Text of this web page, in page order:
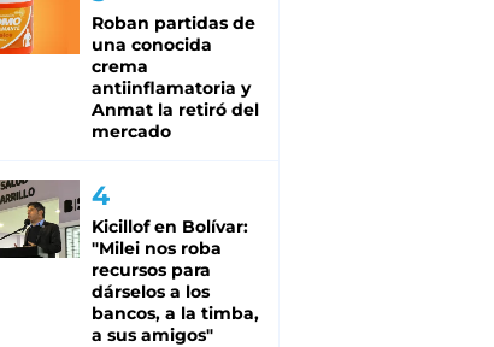
Roban partidas de
una conocida
crema
antiinflamatoria y
Anmat la retiró del
mercado
Kicillof en Bolívar:
"Milei nos roba
recursos para
dárselos a los
bancos, a la timba,
a sus amigos"